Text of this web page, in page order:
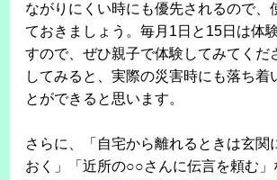
ながりにくい時にも優先されるので、
ておきましょう。毎月1日と15日は体
すので、ぜひ親子で体験してみてくだ
してみると、実際の災害時にも落ち着
とができると思います。
さらに、「自宅から離れるときは玄関
おく」「近所の○○さんに伝言を頼む」